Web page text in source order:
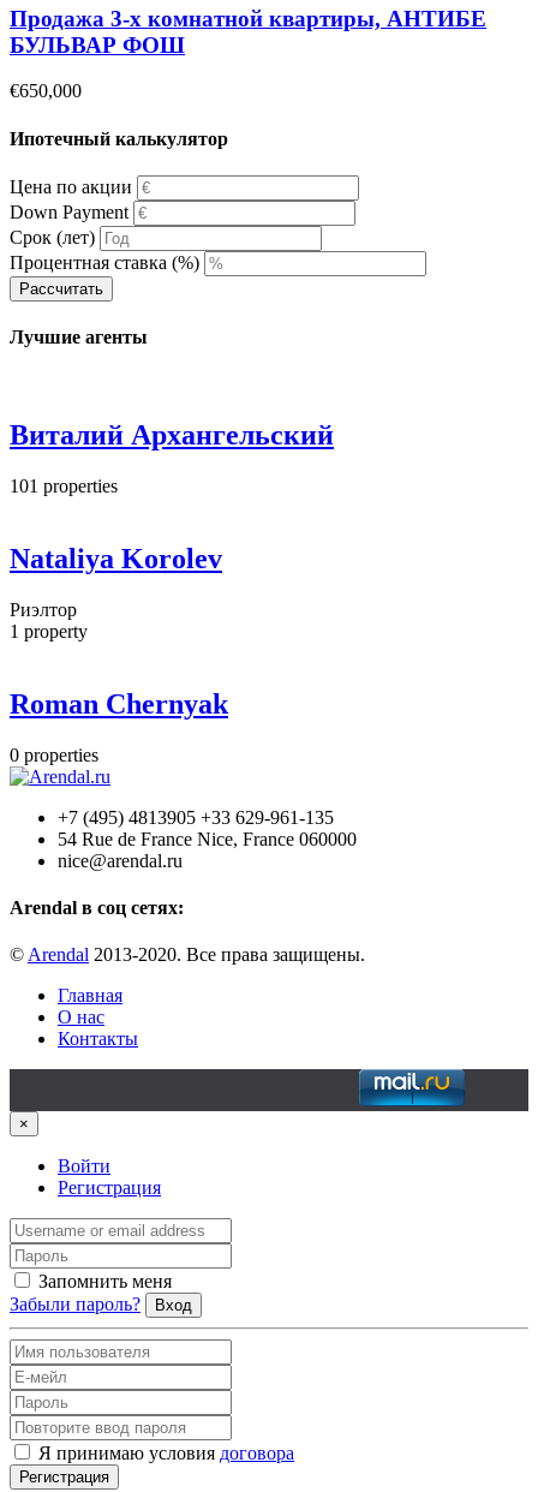
Продажа 3-х комнатной квартиры, АНТИБЕ
БУЛЬВАР ФОШ
€650,000
Ипотечный калькулятор
Цена по акции
Down Payment
Срок (лет)
Процентная ставка (%)
Рассчитать
Лучшие агенты
Виталий Архангельский
101 properties
Nataliya Korolev
Риэлтор
1 property
Roman Chernyak
0 properties
+7 (495) 4813905 +33 629-961-135
54 Rue de France Nice, France 060000
nice@arendal.ru
Arendal в соц сетях:
© Arendal 2013-2020. Все права защищены.
Главная
О нас
Контакты
×
Войти
Регистрация
Запомнить меня
Забыли пароль?
Вход
Я принимаю условия договора
Регистрация